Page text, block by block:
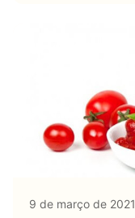
9 de março de 2021